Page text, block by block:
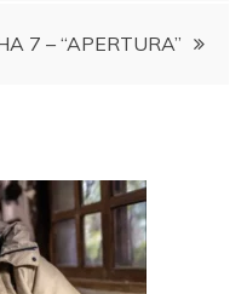
7 – “APERTURA”